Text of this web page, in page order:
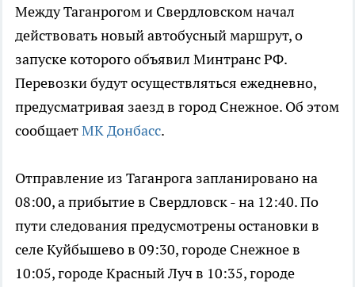
Между Таганрогом и Свердловском начал
действовать новый автобусный маршрут, о
запуске которого объявил Минтранс РФ.
Перевозки будут осуществляться ежедневно,
предусматривая заезд в город Снежное. Об этом
сообщаетМК Донбасс.
Отправление из Таганрога запланировано на
08:00, а прибытие в Свердловск - на 12:40. По
пути следования предусмотрены остановки в
селе Куйбышево в 09:30, городе Снежное в
10:05, городе Красный Луч в 10:35, городе